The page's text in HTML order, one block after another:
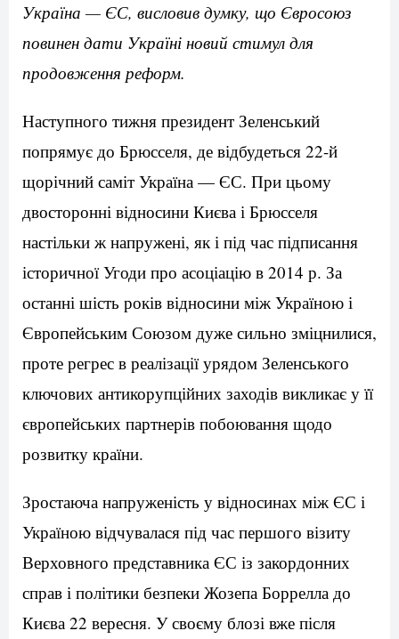
Україна — ЄС, висловив думку, що Євросоюз
повинен дати Україні новий стимул для
продовження реформ.
Наступного тижня президент Зеленський
попрямує до Брюсселя, де відбудеться 22-й
щорічний саміт Україна — ЄС. При цьому
двосторонні відносини Києва і Брюсселя
настільки ж напружені, як і під час підписання
історичної Угоди про асоціацію в 2014 р. За
останні шість років відносини між Україною і
Європейським Союзом дуже сильно зміцнилися,
проте регрес в реалізації урядом Зеленського
ключових антикорупційних заходів викликає у її
європейських партнерів побоювання щодо
розвитку країни.
Зростаюча напруженість у відносинах між ЄС і
Україною відчувалася під час першого візиту
Верховного представника ЄС із закордонних
справ і політики безпеки Жозепа Боррелла до
Києва 22 вересня. У своєму блозі вже після